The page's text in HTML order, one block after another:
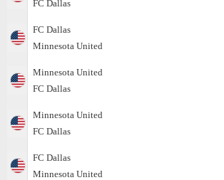
FC Dallas
FC Dallas
Minnesota United
Minnesota United
FC Dallas
Minnesota United
FC Dallas
FC Dallas
Minnesota United